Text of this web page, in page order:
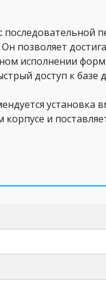
последовательной
позволяет
исполнении
доступ к базе
и